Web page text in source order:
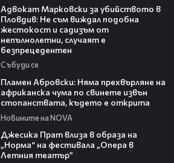
Адвокат Марковски за убийството в
Пловдив: Не съм виждал подобна
жестокост и садизъм от
непълнолетни, случаят е
безпрецедентен
Събуди се
Пламен Абровски: Няма прехвърляне на
африканска чума по свинете извън
стопанствата, където е открита
Новините на NOVA
Джесика Прат влиза в образа на
„Норма“ на фестивала „Опера в
Летния театър”